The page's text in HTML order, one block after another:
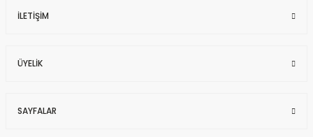
İLETİŞİM
ÜYELİK
SAYFALAR